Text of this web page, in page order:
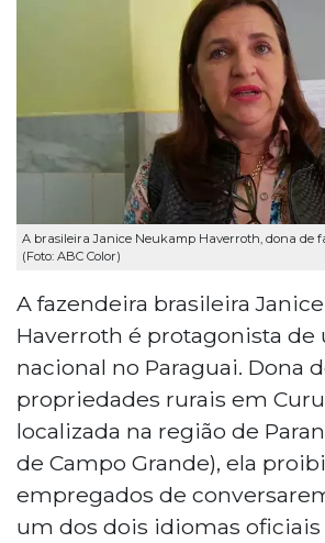
A brasileira Janice Neukamp Haverroth, dona de
(Foto: ABC Color)
A fazendeira brasileira
Haverroth é protagonista de
nacional no Paraguai. Dona
propriedades rurais em
localizada na região de
de Campo Grande), ela
empregados de
um dos dois idiomas oficiais